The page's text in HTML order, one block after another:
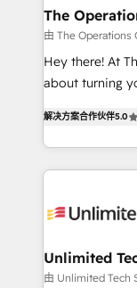
growth. Our
that simplify
turn innovation into
HubSpot
projects •
technology for
The
由 The Operations
Hey there! At
about turning
transforming
scalable
organization. We’re a unique blend of deep HubSpot
operational
solutions.
needs, goals,
解决方案合作伙伴5.0
Unlimited
由 Unlimited Tech